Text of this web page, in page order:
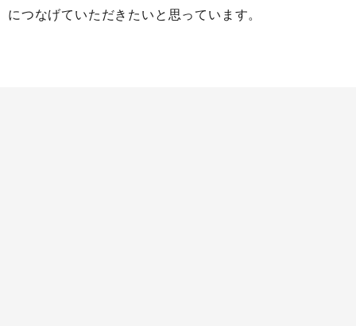
につなげていただきたいと思っています。